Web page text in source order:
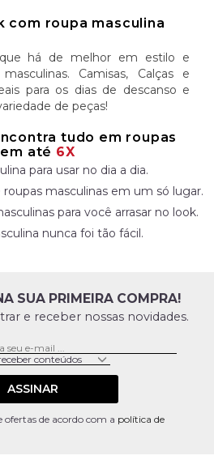
com roupa masculina
há de melhor em estilo e
Camisas, Calças e
para os dias de descanso e
de peças!
tudo em roupas
até 6X
para usar no dia a dia.
roupas masculinas em um só lugar.
para você arrasar no look.
nunca foi tão fácil.
SUA PRIMEIRA COMPRA!
e receber nossas novidades.
ASSINAR
ofertas de acordo com a política de